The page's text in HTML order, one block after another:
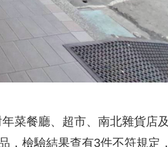
菜餐廳、超市、南北雜貨店及
，檢驗結果查有3件不符規定，